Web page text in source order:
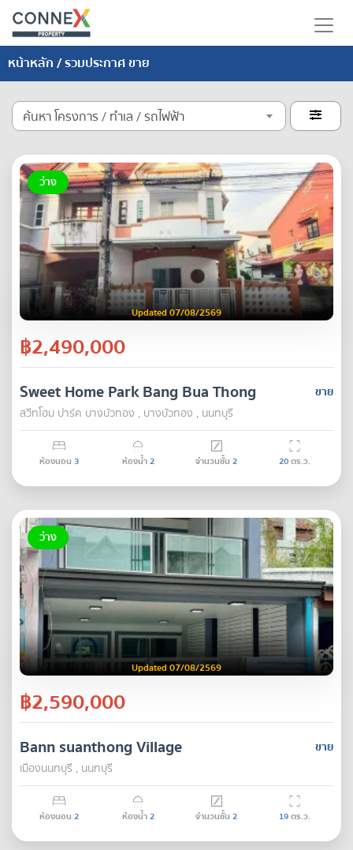
หน้าหลัก/ รวมประกาศ ขาย
ค้นหา โครงการ / ทำเล / รถไฟฟ้า 
ว่าง
Updated 07/08/2569
฿2,490,000
ขาย
Sweet Home Park Bang Bua Thong
สวีทโฮม ปาร์ค บางบัวทอง , บางบัวทอง , นนทบุรี
ห้องนอน 3 ห้องน้ำ2 จำนวนชั้น 2 20ตร.ว.
ว่าง
Updated 07/08/2569
฿2,590,000
ขาย
Bann suanthong Village
เมืองนนทบุรี , นนทบุรี
ห้องนอน 2 ห้องน้ำ2 จำนวนชั้น 2 19ตร.ว.